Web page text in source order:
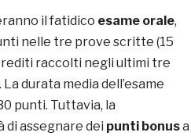
il fatidico esame orale,
nelle tre prove scritte (15
raccolti negli ultimi tre
durata media dell’esame
punti. Tuttavia, la
di assegnare dei punti bonusa